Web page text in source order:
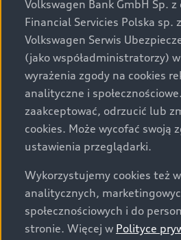
za dopłatą. Wiążące ustalenie
specyfikacji pojazdu następują w
określenie parametrów
świadectwo homologacji typu
sobie prawo do zmian i pomyłek.
prezentowane na stronie są
zamieszczania. W celu uzyskania
informacji prosimy kontaktować
Audi.
Wszystkie produkowane obecnie
są wykonywane z materiałów
względem możliwości odzysku i
określone w normie ISO 22628 i
Volkswagen Bank GmbH Sp.
Financial Servicies Polska sp.
Volkswagen Serwis
(jako współadministratorzy)
wyrażenia zgody na cookies
analityczne i
zaakceptować, odrzucić lub
cookies. Może wycofać swoją
ustawienia przeglądarki.
Wykorzystujemy cookies też
analitycznych,
społecznościowych i do
stronie. Więcej w Polityce